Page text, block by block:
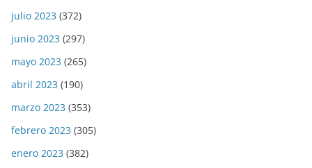
julio 2023 (372)
junio 2023 (297)
mayo 2023 (265)
abril 2023 (190)
marzo 2023 (353)
febrero 2023 (305)
enero 2023 (382)